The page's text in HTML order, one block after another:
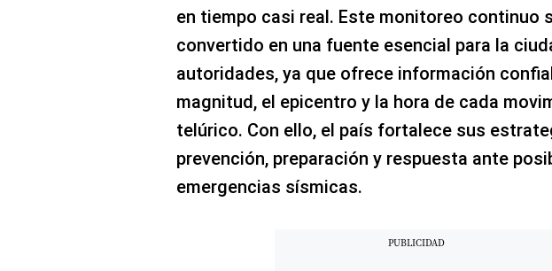
en tiempo casi real. Este monitoreo continuo
convertido en una fuente esencial para la
autoridades, ya que ofrece información
magnitud, el epicentro y la hora de cada
telúrico. Con ello, el país fortalece sus
prevención, preparación y respuesta ante
emergencias sísmicas.